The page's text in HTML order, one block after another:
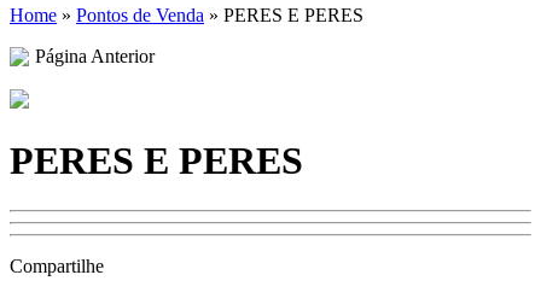
Home » Pontos de Venda » PERES E PERES
Página Anterior
PERES E PERES
Compartilhe